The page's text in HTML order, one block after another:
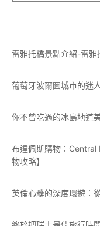
雷雅托橋景點介紹-雷雅
葡萄牙波爾圖城市的迷
你不曾吃過的冰島地道
布達佩斯購物：Central
物攻略】
英倫心髒的深度環遊：